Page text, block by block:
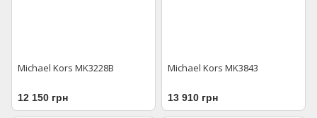
Michael Kors MK3228В
12 150 грн
Michael Kors MK3843
13 910 грн